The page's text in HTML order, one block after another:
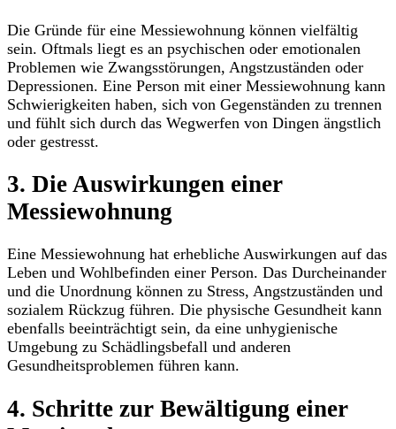
Die Gründe für eine Messiewohnung können vielfältig
sein. Oftmals liegt es an psychischen oder emotionalen
Problemen wie Zwangsstörungen, Angstzuständen oder
Depressionen. Eine Person mit einer Messiewohnung kann
Schwierigkeiten haben, sich von Gegenständen zu trennen
und fühlt sich durch das Wegwerfen von Dingen ängstlich
oder gestresst.
3. Die Auswirkungen einer
Messiewohnung
Eine Messiewohnung hat erhebliche Auswirkungen auf das
Leben und Wohlbefinden einer Person. Das Durcheinander
und die Unordnung können zu Stress, Angstzuständen und
sozialem Rückzug führen. Die physische Gesundheit kann
ebenfalls beeinträchtigt sein, da eine unhygienische
Umgebung zu Schädlingsbefall und anderen
Gesundheitsproblemen führen kann.
4. Schritte zur Bewältigung einer